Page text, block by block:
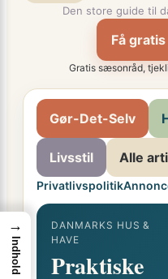
Den store guide til
Få
Gratis sæsonråd,
Gør-Det-Selv
Livsstil Alle
Privatlivspolitik
DANMARKS HUS &
HAVE
Praktiske
→
Indhold